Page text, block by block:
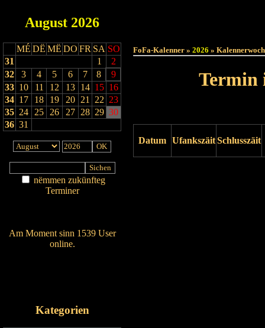
August 2026
MÉ DË MË DO FR SA SO
31
1
2
32
3 4 5 6 7 8
9
33 10 11 12 13 14 15 16
34 17 18 19 20 21 22 23
35 24 25 26 27 28 29 30
36 31
nëmmen zukünfteg
Terminer
Am Moment sinn 1539 User
online.
Kategorien
FoFa-Kalenner » 2026 »
Termin
Datum UfankszäitSchlusszäit